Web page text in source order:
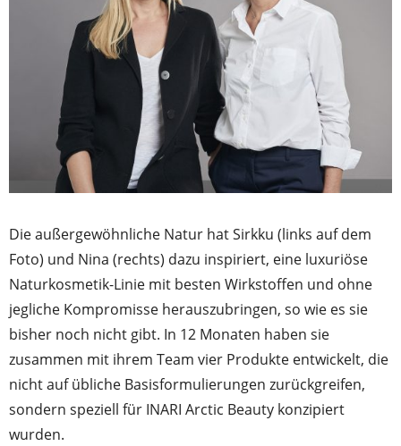
Die außergewöhnliche Natur hat Sirkku (links auf dem
Foto) und Nina (rechts) dazu inspiriert, eine luxuriöse
Naturkosmetik-Linie mit besten Wirkstoffen und ohne
jegliche Kompromisse herauszubringen, so wie es sie
bisher noch nicht gibt. In 12 Monaten haben sie
zusammen mit ihrem Team vier Produkte entwickelt, die
nicht auf übliche Basisformulierungen zurückgreifen,
sondern speziell für INARI Arctic Beauty konzipiert
wurden.